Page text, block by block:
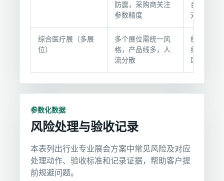
防震，采购商关注
参数精度
台+技术
对一讲解
综合医疗展（多展
位）
多个展位需统一风
格，产品线多，人
流分散
统一VI设
组件+各
区分+导
参数化数据
风险处理与验收记录
本表列出行业专业展会方案中常见风险及对应
处理动作、验收标准和记录证据，帮助客户提
前规避问题。